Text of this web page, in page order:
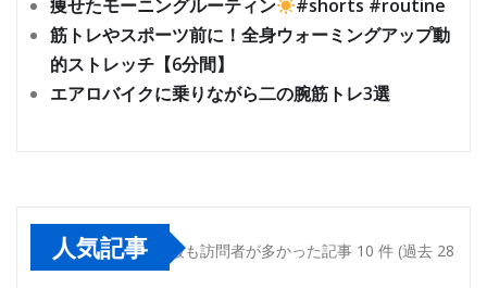
痩せたモーニングルーティン
#shorts #routine
筋トレやスポーツ前に！全身ウォーミングアップ動
的ストレッチ【6分間】
エアロバイクに乗りながら二の腕筋トレ3選
人気記事 最も訪問者が多かった記事 10 件 (過去 28